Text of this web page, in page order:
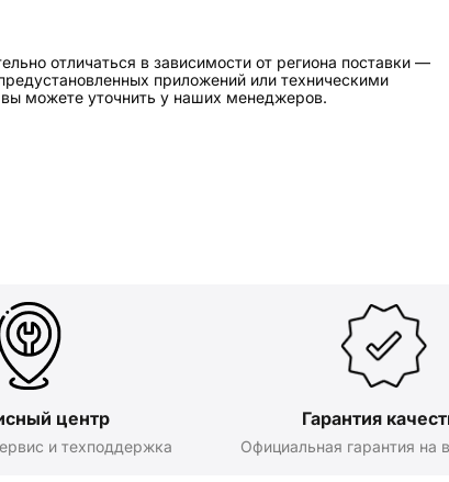
отличаться в зависимости от региона поставки —
приложений или техническими
можете уточнить у наших менеджеров.
центр
и техподдержка
Гарантия
Официальная гарантия на